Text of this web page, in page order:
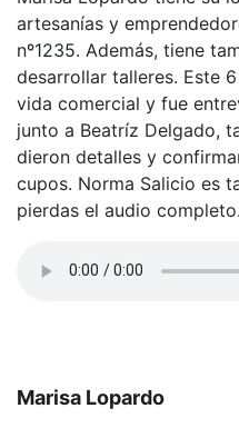
artesanías y
nº1235. Además, tiene
desarrollar talleres. Este
vida comercial y fue
junto a Beatríz Delgado,
dieron detalles y
cupos. Norma Salicio es
pierdas el audio
Marisa Lopardo